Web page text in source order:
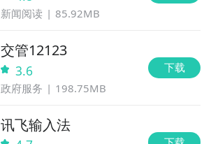
新闻阅读 85.92MB
交管12123
3.6
政府服务 198.75MB
下载
讯飞输入法